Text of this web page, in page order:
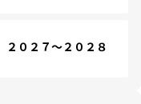
０２７～２０２８